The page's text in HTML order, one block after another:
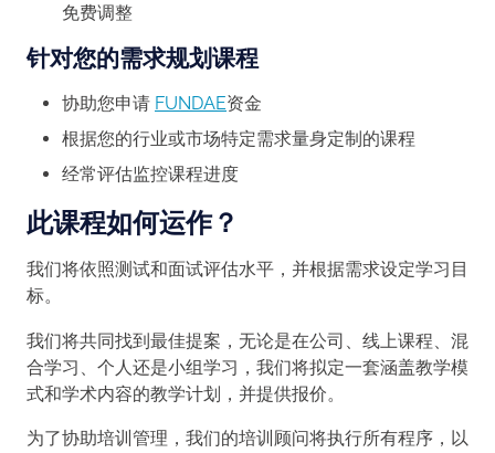
免费调整
针对您的需求规划课程
协助您申请 FUNDAE资金
根据您的行业或市场特定需求量身定制的课程
经常评估监控课程进度
此课程如何运作？
我们将依照测试和面试评估水平，并根据需求设定学习目
标。
我们将共同找到最佳提案，无论是在公司、线上课程、混
合学习、个人还是小组学习，我们将拟定一套涵盖教学模
式和学术内容的教学计划，并提供报价。
为了协助培训管理，我们的培训顾问将执行所有程序，以